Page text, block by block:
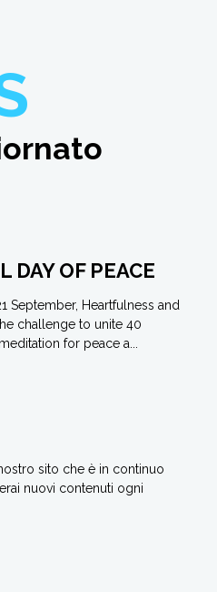
DAY OF PEACE
September, Heartfulness and
challenge to unite 40
for peace a...
sito che è in continuo
nuovi contenuti ogni